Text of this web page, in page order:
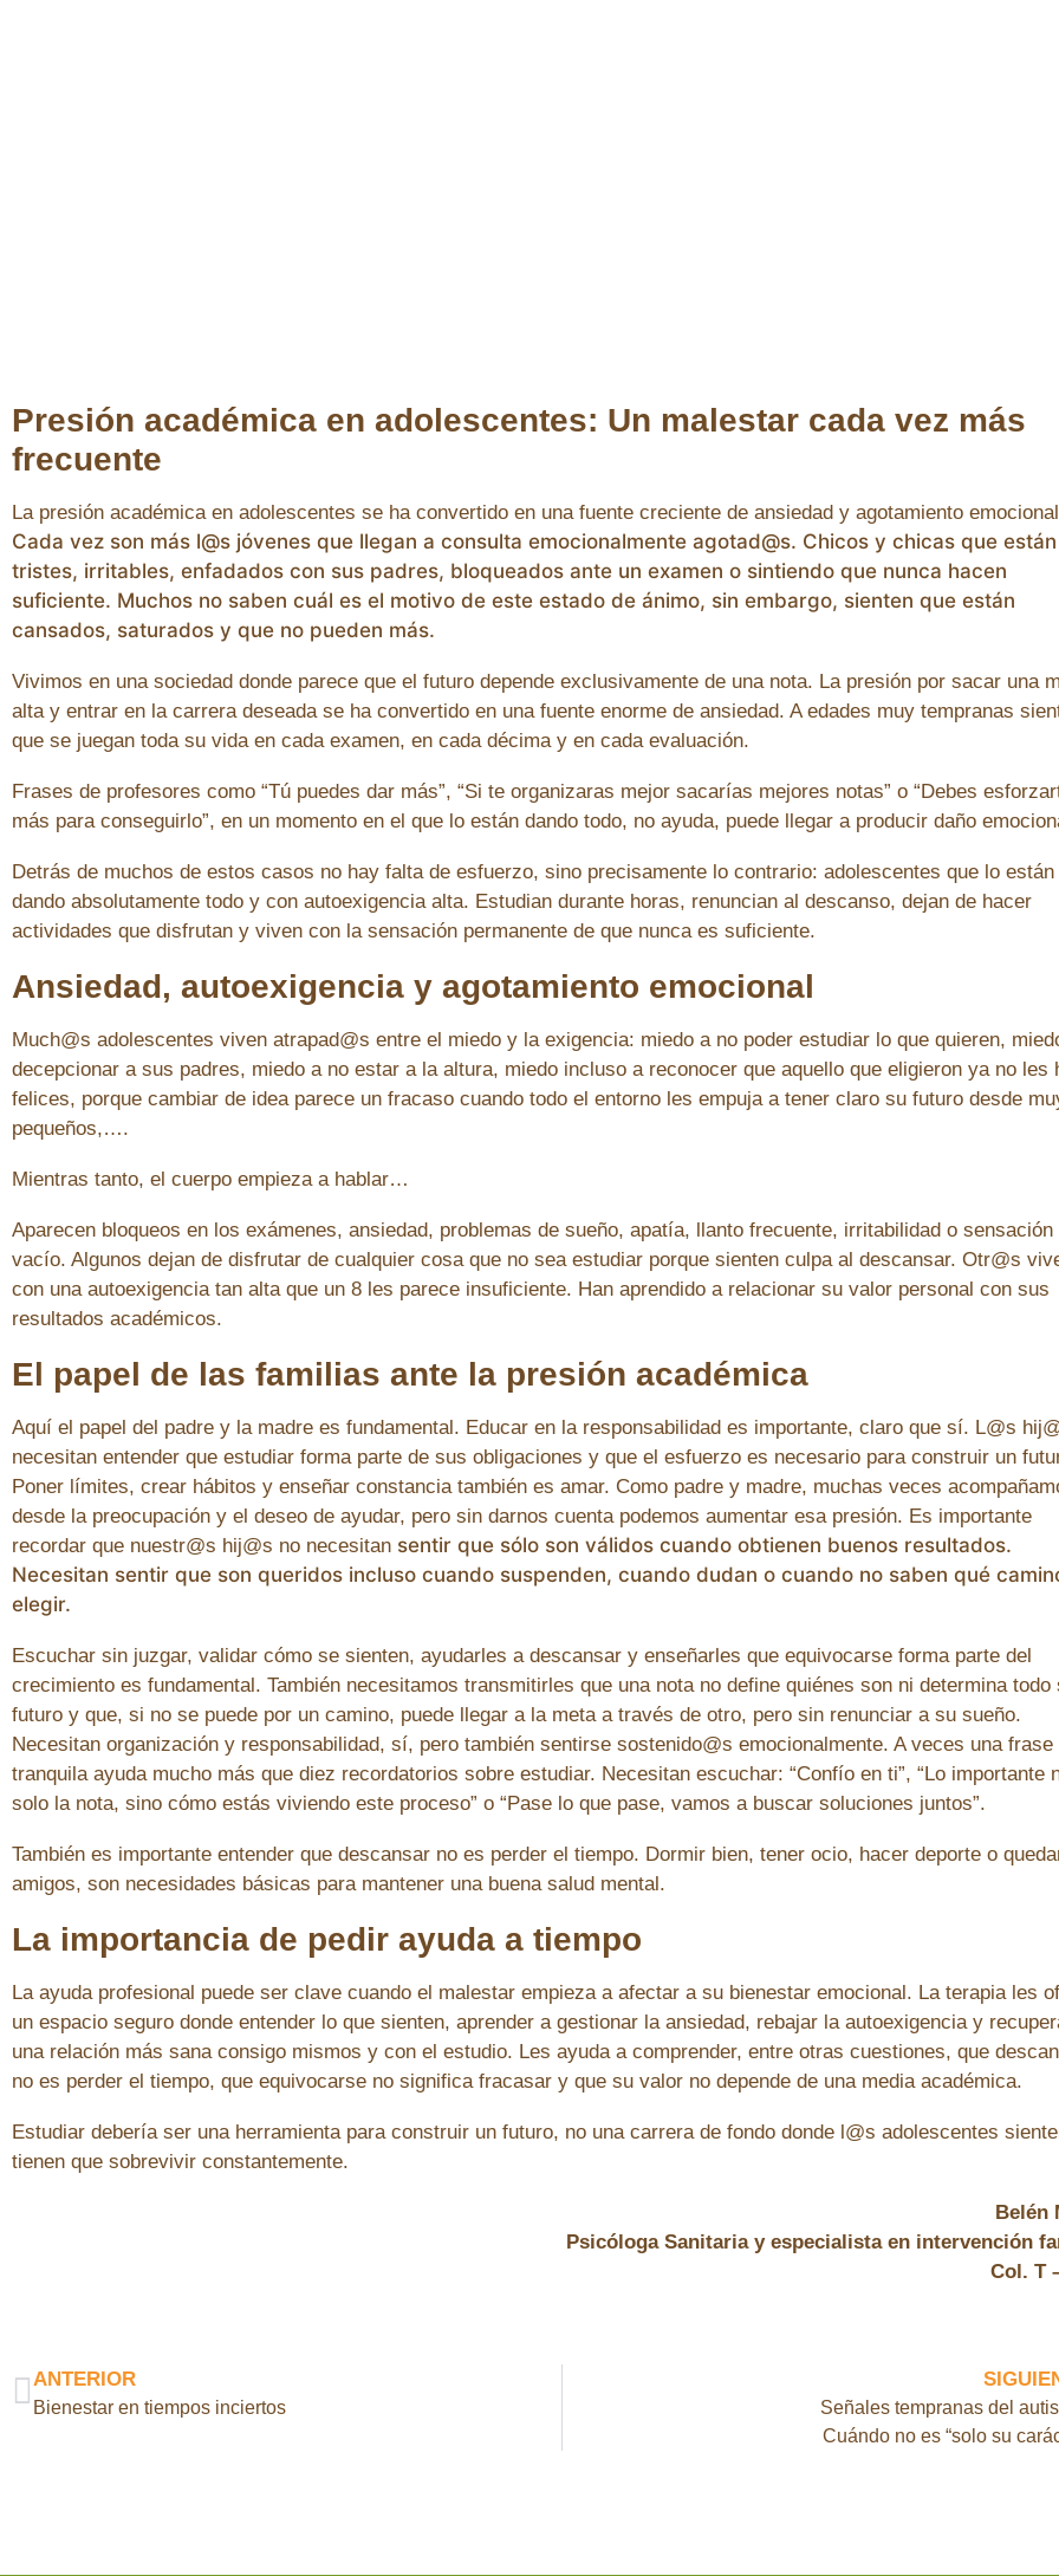
Presión académica en adolescentes: Un malestar cada vez más
frecuente
La presión académica en adolescentes se ha convertido en una fuente creciente de ansiedad y agotamiento
Cada vez son más l@s jóvenes que llegan a consulta emocionalmente agotad@s. Chicos y chicas que están
tristes, irritables, enfadados con sus padres, bloqueados ante un examen o sintiendo que nunca hacen
suficiente. Muchos no saben cuál es el motivo de este estado de ánimo, sin embargo, sienten que están
cansados, saturados y que no pueden más.
Vivimos en una sociedad donde parece que el futuro depende exclusivamente de una nota. La presión por sacar una
alta y entrar en la carrera deseada se ha convertido en una fuente enorme de ansiedad. A edades muy tempranas
que se juegan toda su vida en cada examen, en cada décima y en cada evaluación.
Frases de profesores como “Tú puedes dar más”, “Si te organizaras mejor sacarías mejores notas” o “Debes
más para conseguirlo”, en un momento en el que lo están dando todo, no ayuda, puede llegar a producir daño
Detrás de muchos de estos casos no hay falta de esfuerzo, sino precisamente lo contrario: adolescentes que lo están
dando absolutamente todo y con autoexigencia alta. Estudian durante horas, renuncian al descanso, dejan de hacer
actividades que disfrutan y viven con la sensación permanente de que nunca es suficiente.
Ansiedad, autoexigencia y agotamiento emocional
Much@s adolescentes viven atrapad@s entre el miedo y la exigencia: miedo a no poder estudiar lo que quieren,
decepcionar a sus padres, miedo a no estar a la altura, miedo incluso a reconocer que aquello que eligieron ya no les
felices, porque cambiar de idea parece un fracaso cuando todo el entorno les empuja a tener claro su futuro desde
pequeños,….
Mientras tanto, el cuerpo empieza a hablar…
Aparecen bloqueos en los exámenes, ansiedad, problemas de sueño, apatía, llanto frecuente, irritabilidad o sensación
vacío. Algunos dejan de disfrutar de cualquier cosa que no sea estudiar porque sienten culpa al descansar. Otr@s
con una autoexigencia tan alta que un 8 les parece insuficiente. Han aprendido a relacionar su valor personal con sus
resultados académicos.
El papel de las familias ante la presión académica
Aquí el papel del padre y la madre es fundamental. Educar en la responsabilidad es importante, claro que sí. L@s
necesitan entender que estudiar forma parte de sus obligaciones y que el esfuerzo es necesario para construir un
Poner límites, crear hábitos y enseñar constancia también es amar. Como padre y madre, muchas veces
desde la preocupación y el deseo de ayudar, pero sin darnos cuenta podemos aumentar esa presión. Es importante
recordar que nuestr@s hij@s no necesitan sentir que sólo son válidos cuando obtienen buenos resultados.
Necesitan sentir que son queridos incluso cuando suspenden, cuando dudan o cuando no saben qué
elegir.
Escuchar sin juzgar, validar cómo se sienten, ayudarles a descansar y enseñarles que equivocarse forma parte del
crecimiento es fundamental. También necesitamos transmitirles que una nota no define quiénes son ni determina todo
futuro y que, si no se puede por un camino, puede llegar a la meta a través de otro, pero sin renunciar a su sueño.
Necesitan organización y responsabilidad, sí, pero también sentirse sostenido@s emocionalmente. A veces una frase
tranquila ayuda mucho más que diez recordatorios sobre estudiar. Necesitan escuchar: “Confío en ti”, “Lo importante
solo la nota, sino cómo estás viviendo este proceso” o “Pase lo que pase, vamos a buscar soluciones juntos”.
También es importante entender que descansar no es perder el tiempo. Dormir bien, tener ocio, hacer deporte o
amigos, son necesidades básicas para mantener una buena salud mental.
La importancia de pedir ayuda a tiempo
La ayuda profesional puede ser clave cuando el malestar empieza a afectar a su bienestar emocional. La terapia les
un espacio seguro donde entender lo que sienten, aprender a gestionar la ansiedad, rebajar la autoexigencia y
una relación más sana consigo mismos y con el estudio. Les ayuda a comprender, entre otras cuestiones, que
no es perder el tiempo, que equivocarse no significa fracasar y que su valor no depende de una media académica.
Estudiar debería ser una herramienta para construir un futuro, no una carrera de fondo donde l@s adolescentes
tienen que sobrevivir constantemente.
Belén
Psicóloga Sanitaria y especialista en intervención
Col. T
ANTERIOR
Bienestar en tiempos inciertos
Señales tempranas del
Cuándo no es “solo su